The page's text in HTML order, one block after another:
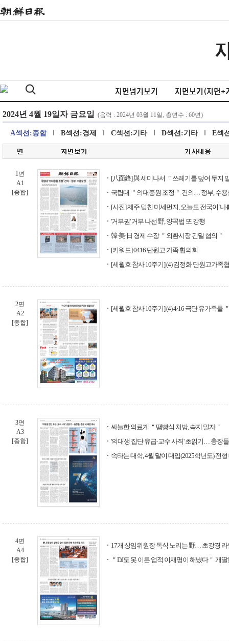
지면넘겨보기 지면보기(지면+
A섹션:종합 B섹션:경제 C섹션:기타 D섹션:기타 E섹
1면
A1
[종합]
[八面鋒] 與 세미나서 ＂쓰레기를 덮어 두지
국립대 ＂의대증원 조정＂ 건의… 정부, 수용
[사진] 제주 덮친 미세먼지, 오늘도 전국이 '나
'거부권' 거부 나선 野, 양곡법 또 강행
韓·美·日 경제 수장 ＂외환시장 긴밀 협의＂
[키워드] 0416 단원고 가족 협의회
[세월호 참사 10주기] (4) 김정화 단원고가족
2면
A2
[종합]
[세월호 참사 10주기] (4) 4·16 극단 유가족들
3면
A3
[종합]
싸늘한 의료계 ＂땜빵식 처방, 속지 말자＂
'의대생 집단 유급·교수 사직' 초읽기… 총장
속타는 대학, 4월 말이 대입(2025학년도) 전
4면
A4
[종합]
17개 상임위원장 독식 노리는 野… 초강경
＂DJ도 못 이룬 업적 이재명이 해냈다＂ 개